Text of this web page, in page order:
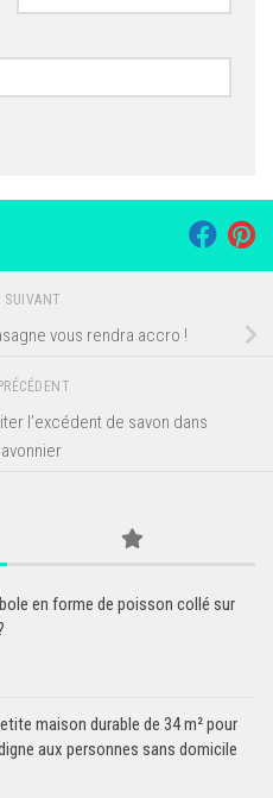
SUIVANT
vous rendra accro !
l’excédent de savon dans
en forme de poisson collé sur
maison durable de 34 m² pour
aux personnes sans domicile